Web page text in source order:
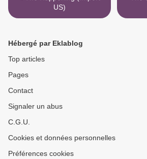
US)
Hébergé par Eklablog
Top articles
Pages
Contact
Signaler un abus
C.G.U.
Cookies et données personnelles
Préférences cookies